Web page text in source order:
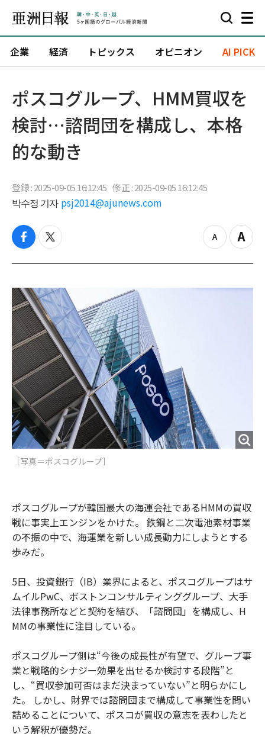
企業 経済 トピックス オピニオン AI PICK
ポスコグループ、HMM買収を
検討…諮問団を構成し、本格
的な動き
登録 : 2025-09-05 16:12:45 修正 : 2025-09-05 16:12:45
박수정 기자 psj2014@ajunews.com
f
c
b
o
o
k
t
i
t
e
r
z
o
o
Z
o
i
［写真＝ポスコグループ］
ポスコグループが韓国最大の海運会社であるHMMの買収
戦に事実上エンジンをかけた。 鉄鋼と二次電池素材事業
の不振の中で、海運業を新しい成長動力にしようとする
歩みだ。
5日、投資銀行（IB）業界によると、ポスコグループはサ
ムイルPwC、ボストンコンサルティンググループ、大手
法律事務所などと契約を結び、「諮問団」を構成し、H
MMの事業性に注目している。
ポスコグループ側は“今後の成長性が有望で、グループ事
業と戦略的シナジー効果を出せるか検討する段階”と
し、“買収参加可否はまだ決まっていない”と明らかにし
た。 しかし、財界では諮問団まで構成して事業性を問い
詰めることについて、ポスコが買収の意志を表わしたと
いう解釈が優勢だ。